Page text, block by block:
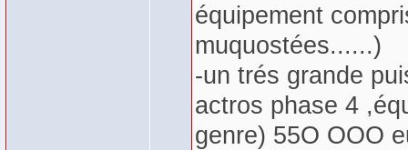
équipement
muquostées......)
-un trés grande
actros phase 4
genre) 55O OOO